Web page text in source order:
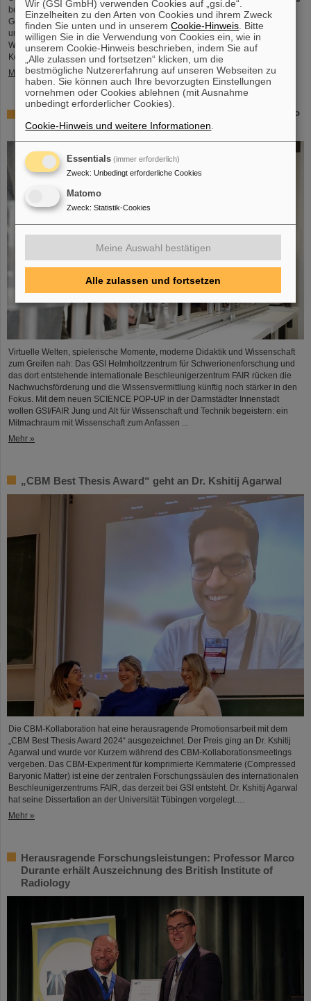
bezeichnet. Auch Professor Thomas Nilsson, der Wissenschaftliche
Geschäftsführer von GSI und FAIR, nahm an dem Treffen teil und
unterzeichnete gemeinsam mit zahlreichen Vertreter*innen aus Politk,
Wirtschaft und Wissenschaft ein Memorandum of Understanding (MoU) zur
Kernfusion.
Mehr »
Schaufenster in die Spitzenforschung: SCIENCE POP-UP
von GSI/FAIR bringt Wissenschaft in die City
Virtuelle Welten, spielerische Momente, moderne Didaktik und Wissenschaft
zum Greifen nah: Das GSI Helmholtzzentrum für Schwerionenforschung und
das dort entstehende internationale Beschleunigerzentrum FAIR rücken die
Nachwuchsförderung und die Wissensvermittlung künftig noch stärker in den
Fokus. Mit dem neuen SCIENCE POP-UP in der Darmstädter Innenstadt
wollen GSI/FAIR Jung und Alt für Wissenschaft und Technik begeistern: ein
Mitmachraum mit Wissenschaft zum Anfassen ...
Mehr »
„CBM Best Thesis Award“ geht an Dr. Kshitij Agarwal
Die CBM-Kollaboration hat eine herausragende Promotionsarbeit mit dem
„CBM Best Thesis Award 2024“ ausgezeichnet. Der Preis ging an Dr. Kshitij
Agarwal und wurde vor Kurzem während des CBM-Kollaborationsmeetings
vergeben. Das CBM-Experiment für komprimierte Kernmaterie (Compressed
Baryonic Matter) ist eine der zentralen Forschungssäulen des internationalen
Beschleunigerzentrums FAIR, das derzeit bei GSI entsteht. Dr. Kshitij Agarwal
hat seine Dissertation an der Universität Tübingen vorgelegt.…
Mehr »
Herausragende Forschungsleistungen: Professor Marco
Durante erhält Auszeichnung des British Institute of
Radiology
Wir (GSI GmbH) verwenden Cookies auf „gsi.de“.
Einzelheiten zu den Arten von Cookies und ihrem Zweck
finden Sie unten und in unseremCookie-Hinweis . Bitte
willigen Sie in die Verwendung von Cookies ein, wie in
unserem Cookie-Hinweis beschrieben, indem Sie auf
„Alle zulassen und fortsetzen“ klicken, um die
bestmögliche Nutzererfahrung auf unseren Webseiten zu
haben. Sie können auch Ihre bevorzugten Einstellungen
vornehmen oder Cookies ablehnen (mit Ausnahme
unbedingt erforderlicher Cookies).
Cookie-Hinweis und weitere Informationen
Essentials (immer erforderlich)
Zweck: Unbedingt erforderliche Cookies
Matomo
Zweck: Statistik-Cookies
Meine Auswahl bestätigen
Alle zulassen und fortsetzen